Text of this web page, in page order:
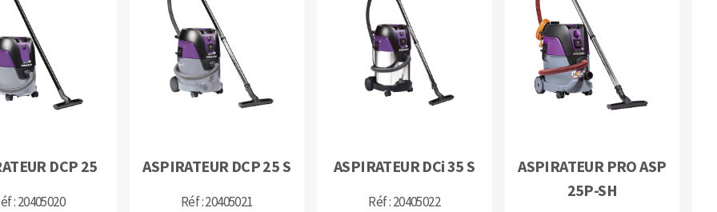
OUTILS COUPANTS
DCP 25
: 20405020
ASPIRATEUR DCP 25 S
Réf : 20405021
ASPIRATEUR DCi 35 S
Réf : 20405022
ASPIRATEUR PRO ASP
25P-SH